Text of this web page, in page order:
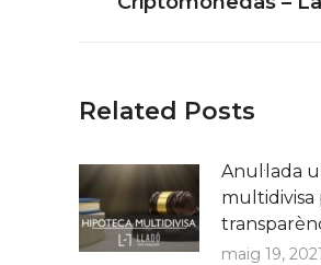
post:
Related Posts
Anul·lada
multidivisa
maig 19, 2021